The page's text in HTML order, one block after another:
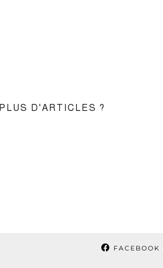
PLUS D'ARTICLES ?
FACEBOOK